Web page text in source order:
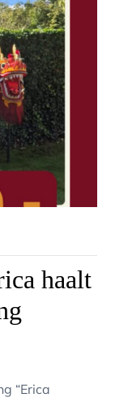
haalt
“Erica